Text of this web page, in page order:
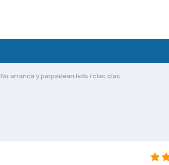
No arranca y parpadean leds+clac clac